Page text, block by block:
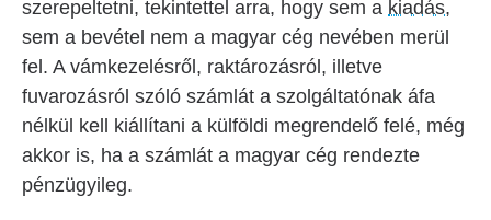
szerepeltetni, tekintettel arra, hogy sem a kiadás,
sem a bevétel nem a magyar cég nevében merül
fel. A vámkezelésről, raktározásról, illetve
fuvarozásról szóló számlát a szolgáltatónak áfa
nélkül kell kiállítani a külföldi megrendelő felé, még
akkor is, ha a számlát a magyar cég rendezte
pénzügyileg.